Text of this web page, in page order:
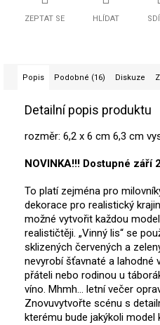
ZEPTAT SE HLÍDAT
Popis Podobné (16) Diskuze
Detailní popis produktu
rozměr: 6,2 x 6 cm 6,3 cm
NOVINKA!!! Dostupné září
To platí zejména pro
dekorace pro realistický
možné vytvořit každou
realističtěji. „Vinný lis“ se
sklizených červených a
nevyrobí šťavnaté a lahodné
přáteli nebo rodinou u
víno. Mhmh... letní večer
Znovuvytvořte scénu s
kterému bude jakýkoli model